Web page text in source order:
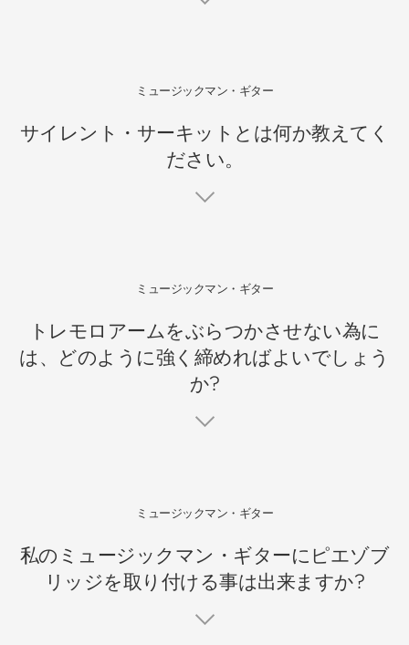
ミュージックマン・ギター
サイレント・サーキットとは何か教えてく
ださい。
ミュージックマン・ギター
トレモロアームをぶらつかさせない為に
は、どのように強く締めればよいでしょう
か?
ミュージックマン・ギター
私のミュージックマン・ギターにピエゾブ
リッジを取り付ける事は出来ますか?